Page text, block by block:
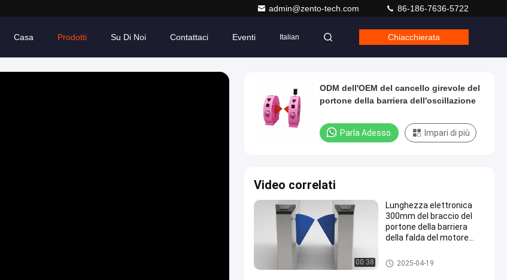
admin@zento-tech.com 86-186-7636-5722
Casa Prodotti Su Di Noi Contattaci Eventi Italian Chiacchierata
ODM dell'OEM del cancello girevole del
portone della barriera dell'oscillazione
Parla Adesso. Impari di più
Video correlati
00:38
Lunghezza elettronica
300mm del braccio del
portone della barriera
della falda del motore
Tornello con barriera a ribalta
2025-04-19